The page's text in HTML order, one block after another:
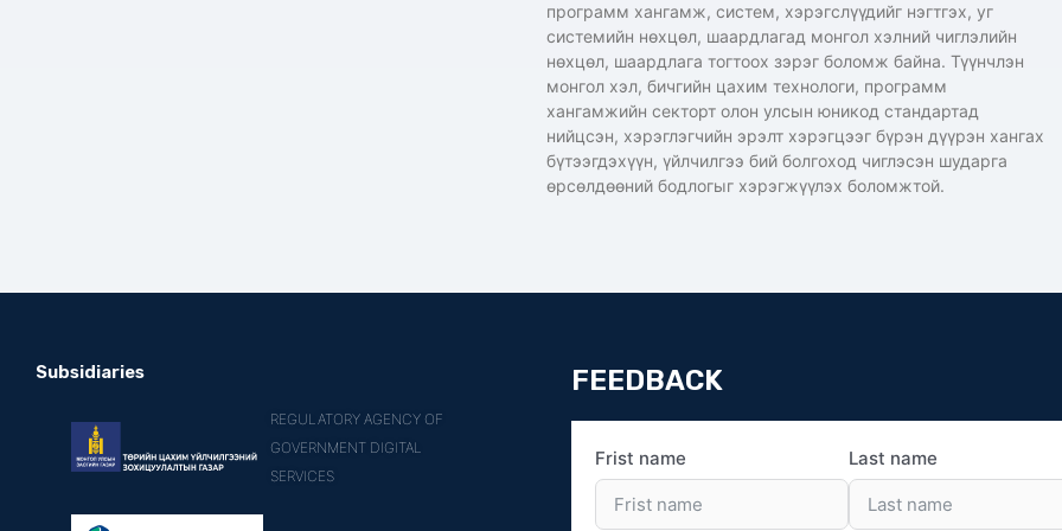
программ хангамж, систем, хэрэгслүүдийг нэгтгэх, уг
системийн нөхцөл, шаардлагад монгол хэлний чиглэлийн
нөхцөл, шаардлага тогтоох зэрэг боломж байна. Түүнчлэн
монгол хэл, бичгийн цахим технологи, программ
хангамжийн секторт олон улсын юникод стандартад
нийцсэн, хэрэглэгчийн эрэлт хэрэгцээг бүрэн дүүрэн хангах
бүтээгдэхүүн, үйлчилгээ бий болгоход чиглэсэн шударга
өрсөлдөөний бодлогыг хэрэгжүүлэх боломжтой.
Subsidiaries
REGULATORY AGENCY OF
GOVERNMENT DIGITAL
SERVICES
FEEDBACK
Frist name Last name